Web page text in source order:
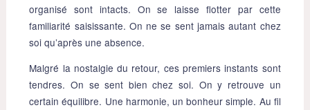
organisé sont intacts. On se laisse flotter par cette
familiarité saisissante. On ne se sent jamais autant chez
soi qu’après une absence.
Malgré la nostalgie du retour, ces premiers instants sont
tendres. On se sent bien chez soi. On y retrouve un
certain équilibre. Une harmonie, un bonheur simple. Au fil